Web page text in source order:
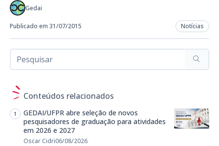
Gedai
Publicado em 31/07/2015 Notícias
Conteúdos relacionados
GEDAI/UFPR abre seleção de novos
pesquisadores de graduação para atividades
em 2026 e 2027
Oscar Cidri06/08/2026